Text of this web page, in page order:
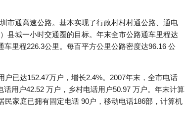
市通高速公路。基本实现了行政村村村通公路、通电
县城一小时交通圈的目标。年末全市公路通车里程达
里程226.3公里。每百平方公里公路密度达96.16 公
已达152.47万户，增长2.4%。2007年末，全市电话
用户42.52 万户，乡村电话用户50.97 万户。年末计算
家庭已拥有固定电话 90户，移动电话186部，计算机